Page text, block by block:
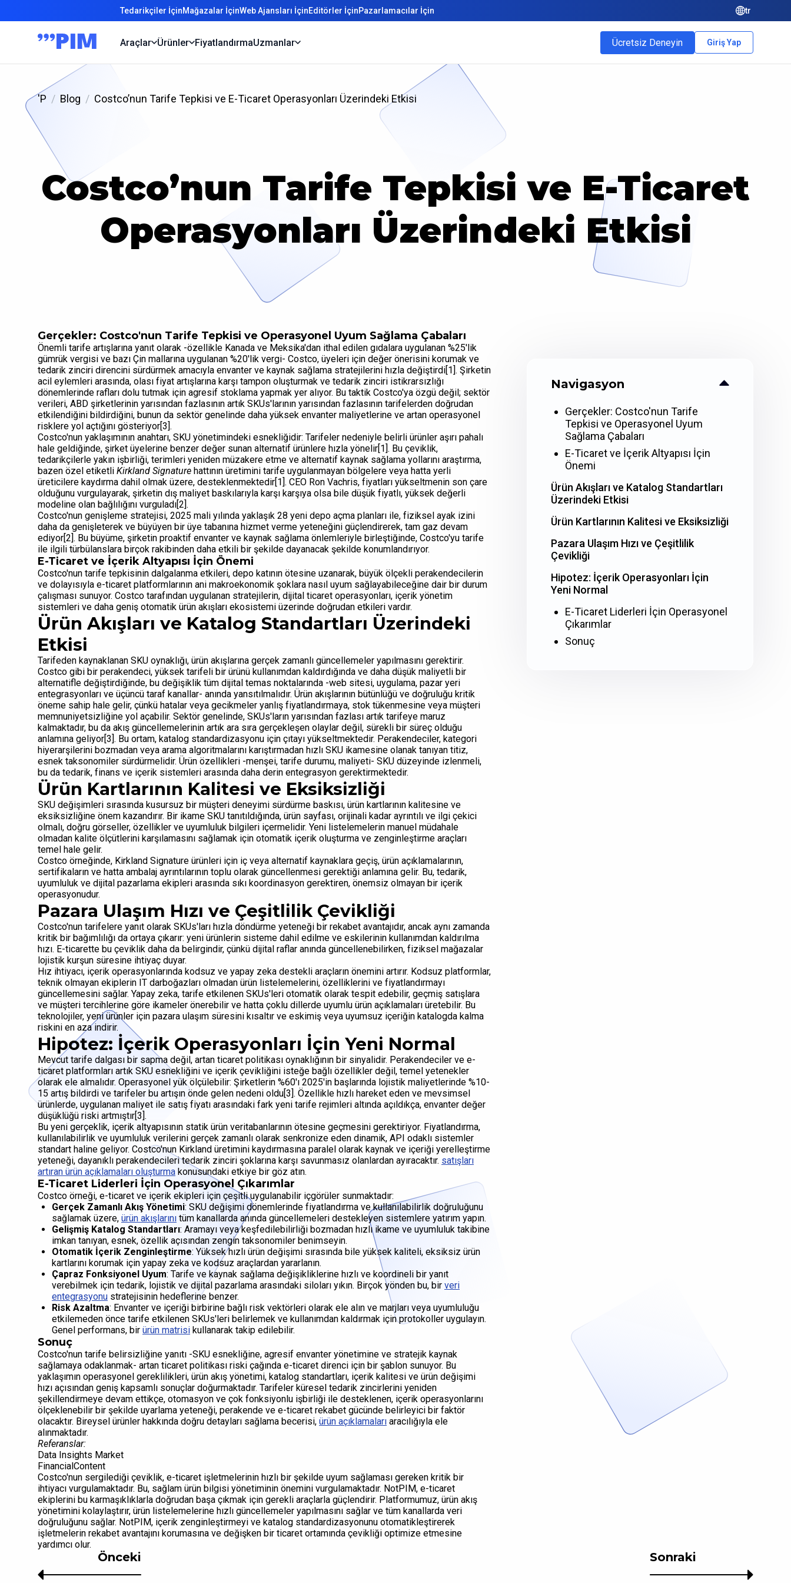
Tedarikçiler İçinMağazalar İçinWeb Ajansları İçinEditörler İçinPazarlamacılar İçin tr
Araçlar Ürünler FiyatlandırmaUzmanlar Ücretsiz Deneyin Giriş Yap
'P Blog Costco’nun Tarife Tepkisi ve E-Ticaret Operasyonları Üzerindeki Etkisi
Costco’nun Tarife Tepkisi ve E-Ticaret
Operasyonları Üzerindeki Etkisi
Gerçekler: Costco'nun Tarife Tepkisi ve Operasyonel Uyum Sağlama Çabaları
Önemli tarife artışlarına yanıt olarak -özellikle Kanada ve Meksika'dan ithal edilen gıdalara uygulanan %25'lik
gümrük vergisi ve bazı Çin mallarına uygulanan %20'lik vergi- Costco, üyeleri için değer önerisini korumak ve
tedarik zinciri direncini sürdürmek amacıyla envanter ve kaynak sağlama stratejilerini hızla değiştirdi[1]. Şirketin
acil eylemleri arasında, olası fiyat artışlarına karşı tampon oluşturmak ve tedarik zinciri istikrarsızlığı
dönemlerinde rafları dolu tutmak için agresif stoklama yapmak yer alıyor. Bu taktik Costco'ya özgü değil; sektör
verileri, ABD şirketlerinin yarısından fazlasının artık SKUs'larının yarısından fazlasının tarifelerden doğrudan
etkilendiğini bildirdiğini, bunun da sektör genelinde daha yüksek envanter maliyetlerine ve artan operasyonel
risklere yol açtığını gösteriyor[3].
Costco'nun yaklaşımının anahtarı, SKU yönetimindeki esnekliğidir: Tarifeler nedeniyle belirli ürünler aşırı pahalı
hale geldiğinde, şirket üyelerine benzer değer sunan alternatif ürünlere hızla yönelir[1]. Bu çeviklik,
tedarikçilerle yakın işbirliği, terimleri yeniden müzakere etme ve alternatif kaynak sağlama yollarını araştırma,
bazen özel etiketli Kirkland Signature hattının üretimini tarife uygulanmayan bölgelere veya hatta yerli
üreticilere kaydırma dahil olmak üzere, desteklenmektedir[1]. CEO Ron Vachris, fiyatları yükseltmenin son çare
olduğunu vurgulayarak, şirketin dış maliyet baskılarıyla karşı karşıya olsa bile düşük fiyatlı, yüksek değerli
modeline olan bağlılığını vurguladı[2].
Costco'nun genişleme stratejisi, 2025 mali yılında yaklaşık 28 yeni depo açma planları ile, fiziksel ayak izini
daha da genişleterek ve büyüyen bir üye tabanına hizmet verme yeteneğini güçlendirerek, tam gaz devam
ediyor[2]. Bu büyüme, şirketin proaktif envanter ve kaynak sağlama önlemleriyle birleştiğinde, Costco'yu tarife
ile ilgili türbülanslara birçok rakibinden daha etkili bir şekilde dayanacak şekilde konumlandırıyor.
E-Ticaret ve İçerik Altyapısı İçin Önemi
Costco'nun tarife tepkisinin dalgalanma etkileri, depo katının ötesine uzanarak, büyük ölçekli perakendecilerin
ve dolayısıyla e-ticaret platformlarının ani makroekonomik şoklara nasıl uyum sağlayabileceğine dair bir durum
çalışması sunuyor. Costco tarafından uygulanan stratejilerin, dijital ticaret operasyonları, içerik yönetim
sistemleri ve daha geniş otomatik ürün akışları ekosistemi üzerinde doğrudan etkileri vardır.
Ürün Akışları ve Katalog Standartları Üzerindeki
Etkisi
Tarifeden kaynaklanan SKU oynaklığı, ürün akışlarına gerçek zamanlı güncellemeler yapılmasını gerektirir.
Costco gibi bir perakendeci, yüksek tarifeli bir ürünü kullanımdan kaldırdığında ve daha düşük maliyetli bir
alternatifle değiştirdiğinde, bu değişiklik tüm dijital temas noktalarında -web sitesi, uygulama, pazar yeri
entegrasyonları ve üçüncü taraf kanallar- anında yansıtılmalıdır. Ürün akışlarının bütünlüğü ve doğruluğu kritik
öneme sahip hale gelir, çünkü hatalar veya gecikmeler yanlış fiyatlandırmaya, stok tükenmesine veya müşteri
memnuniyetsizliğine yol açabilir. Sektör genelinde, SKUs'ların yarısından fazlası artık tarifeye maruz
kalmaktadır, bu da akış güncellemelerinin artık ara sıra gerçekleşen olaylar değil, sürekli bir süreç olduğu
anlamına geliyor[3]. Bu ortam, katalog standardizasyonu için çıtayı yükseltmektedir. Perakendeciler, kategori
hiyerarşilerini bozmadan veya arama algoritmalarını karıştırmadan hızlı SKU ikamesine olanak tanıyan titiz,
esnek taksonomiler sürdürmelidir. Ürün özellikleri -menşei, tarife durumu, maliyeti- SKU düzeyinde izlenmeli,
bu da tedarik, finans ve içerik sistemleri arasında daha derin entegrasyon gerektirmektedir.
Ürün Kartlarının Kalitesi ve Eksiksizliği
SKU değişimleri sırasında kusursuz bir müşteri deneyimi sürdürme baskısı, ürün kartlarının kalitesine ve
eksiksizliğine önem kazandırır. Bir ikame SKU tanıtıldığında, ürün sayfası, orijinali kadar ayrıntılı ve ilgi çekici
olmalı, doğru görseller, özellikler ve uyumluluk bilgileri içermelidir. Yeni listelemelerin manuel müdahale
olmadan kalite ölçütlerini karşılamasını sağlamak için otomatik içerik oluşturma ve zenginleştirme araçları
temel hale gelir.
Costco örneğinde, Kirkland Signature ürünleri için iç veya alternatif kaynaklara geçiş, ürün açıklamalarının,
sertifikaların ve hatta ambalaj ayrıntılarının toplu olarak güncellenmesi gerektiği anlamına gelir. Bu, tedarik,
uyumluluk ve dijital pazarlama ekipleri arasında sıkı koordinasyon gerektiren, önemsiz olmayan bir içerik
operasyonudur.
Pazara Ulaşım Hızı ve Çeşitlilik Çevikliği
Costco'nun tarifelere yanıt olarak SKUs'ları hızla döndürme yeteneği bir rekabet avantajıdır, ancak aynı zamanda
kritik bir bağımlılığı da ortaya çıkarır: yeni ürünlerin sisteme dahil edilme ve eskilerinin kullanımdan kaldırılma
hızı. E-ticarette bu çeviklik daha da belirgindir, çünkü dijital raflar anında güncellenebilirken, fiziksel mağazalar
lojistik kurşun süresine ihtiyaç duyar.
Hız ihtiyacı, içerik operasyonlarında kodsuz ve yapay zeka destekli araçların önemini artırır. Kodsuz platformlar,
teknik olmayan ekiplerin IT darboğazları olmadan ürün listelemelerini, özelliklerini ve fiyatlandırmayı
güncellemesini sağlar. Yapay zeka, tarife etkilenen SKUs'leri otomatik olarak tespit edebilir, geçmiş satışlara
ve müşteri tercihlerine göre ikameler önerebilir ve hatta çoklu dillerde uyumlu ürün açıklamaları üretebilir. Bu
teknolojiler, yeni ürünler için pazara ulaşım süresini kısaltır ve eskimiş veya uyumsuz içeriğin katalogda kalma
riskini en aza indirir.
Hipotez: İçerik Operasyonları İçin Yeni Normal
Mevcut tarife dalgası bir sapma değil, artan ticaret politikası oynaklığının bir sinyalidir. Perakendeciler ve e-
ticaret platformları artık SKU esnekliğini ve içerik çevikliğini isteğe bağlı özellikler değil, temel yetenekler
olarak ele almalıdır. Operasyonel yük ölçülebilir: Şirketlerin %60'ı 2025'in başlarında lojistik maliyetlerinde %10-
15 artış bildirdi ve tarifeler bu artışın önde gelen nedeni oldu[3]. Özellikle hızlı hareket eden ve mevsimsel
ürünlerde, uygulanan maliyet ile satış fiyatı arasındaki fark yeni tarife rejimleri altında açıldıkça, envanter değer
düşüklüğü riski artmıştır[3].
Bu yeni gerçeklik, içerik altyapısının statik ürün veritabanlarının ötesine geçmesini gerektiriyor. Fiyatlandırma,
kullanılabilirlik ve uyumluluk verilerini gerçek zamanlı olarak senkronize eden dinamik, API odaklı sistemler
standart haline geliyor. Costco'nun Kirkland üretimini kaydırmasına paralel olarak kaynak ve içeriği yerelleştirme
yeteneği, dayanıklı perakendecileri tedarik zinciri şoklarına karşı savunmasız olanlardan ayıracaktır. satışları
artıran ürün açıklamaları oluşturma konusundaki etkiye bir göz atın.
E-Ticaret Liderleri İçin Operasyonel Çıkarımlar
Costco örneği, e-ticaret ve içerik ekipleri için çeşitli uygulanabilir içgörüler sunmaktadır:
Gerçek Zamanlı Akış Yönetimi: SKU değişimi dönemlerinde fiyatlandırma ve kullanılabilirlik doğruluğunu
sağlamak üzere, ürün akışlarını tüm kanallarda anında güncellemeleri destekleyen sistemlere yatırım yapın.
Gelişmiş Katalog Standartları: Aramayı veya keşfedilebilirliği bozmadan hızlı ikame ve uyumluluk takibine
imkan tanıyan, esnek, özellik açısından zengin taksonomiler benimseyin.
Otomatik İçerik Zenginleştirme: Yüksek hızlı ürün değişimi sırasında bile yüksek kaliteli, eksiksiz ürün
kartlarını korumak için yapay zeka ve kodsuz araçlardan yararlanın.
Çapraz Fonksiyonel Uyum: Tarife ve kaynak sağlama değişikliklerine hızlı ve koordineli bir yanıt
verebilmek için tedarik, lojistik ve dijital pazarlama arasındaki siloları yıkın. Birçok yönden bu, bir veri
entegrasyonu stratejisinin hedeflerine benzer.
Risk Azaltma: Envanter ve içeriği birbirine bağlı risk vektörleri olarak ele alın ve marjları veya uyumluluğu
etkilemeden önce tarife etkilenen SKUs'leri belirlemek ve kullanımdan kaldırmak için protokoller uygulayın.
Genel performans, bir ürün matrisi kullanarak takip edilebilir.
Sonuç
Costco'nun tarife belirsizliğine yanıtı -SKU esnekliğine, agresif envanter yönetimine ve stratejik kaynak
sağlamaya odaklanmak- artan ticaret politikası riski çağında e-ticaret direnci için bir şablon sunuyor. Bu
yaklaşımın operasyonel gereklilikleri, ürün akış yönetimi, katalog standartları, içerik kalitesi ve ürün değişimi
hızı açısından geniş kapsamlı sonuçlar doğurmaktadır. Tarifeler küresel tedarik zincirlerini yeniden
şekillendirmeye devam ettikçe, otomasyon ve çok fonksiyonlu işbirliği ile desteklenen, içerik operasyonlarını
ölçeklenebilir bir şekilde uyarlama yeteneği, perakende ve e-ticaret rekabet gücünde belirleyici bir faktör
olacaktır. Bireysel ürünler hakkında doğru detayları sağlama becerisi, ürün açıklamaları aracılığıyla ele
alınmaktadır.
Referanslar:
Data Insights Market
FinancialContent
Costco'nun sergilediği çeviklik, e-ticaret işletmelerinin hızlı bir şekilde uyum sağlaması gereken kritik bir
ihtiyacı vurgulamaktadır. Bu, sağlam ürün bilgisi yönetiminin önemini vurgulamaktadır. NotPIM, e-ticaret
ekiplerini bu karmaşıklıklarla doğrudan başa çıkmak için gerekli araçlarla güçlendirir. Platformumuz, ürün akış
yönetimini kolaylaştırır, ürün listelemelerine hızlı güncellemeler yapılmasını sağlar ve tüm kanallarda veri
doğruluğunu sağlar. NotPIM, içerik zenginleştirmeyi ve katalog standardizasyonunu otomatikleştirerek
işletmelerin rekabet avantajını korumasına ve değişken bir ticaret ortamında çevikliği optimize etmesine
yardımcı olur.
Navigasyon
Gerçekler: Costco'nun Tarife
Tepkisi ve Operasyonel Uyum
Sağlama Çabaları
E-Ticaret ve İçerik Altyapısı İçin
Önemi
Ürün Akışları ve Katalog Standartları
Üzerindeki Etkisi
Ürün Kartlarının Kalitesi ve Eksiksizliği
Pazara Ulaşım Hızı ve Çeşitlilik
Çevikliği
Hipotez: İçerik Operasyonları İçin
Yeni Normal
E-Ticaret Liderleri İçin Operasyonel
Çıkarımlar
Sonuç
Sonraki
Önceki